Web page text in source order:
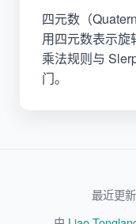
四元数（
用四元数表示旋
乘法规则与
门。
最近更